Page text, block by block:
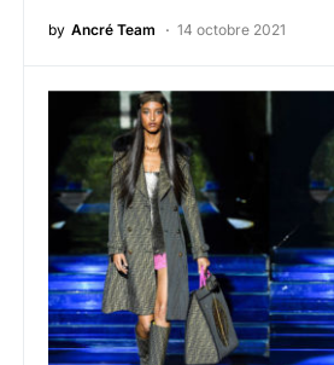
by Ancré Team 14 octobre 2021